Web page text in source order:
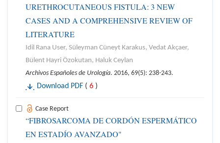
URETHROCUTANEOUS FISTULA: 3 NEW
CASES AND A COMPREHENSIVE REVIEW OF
LITERATURE
Idil Rana User, Süleyman Cüneyt Karakus, Vedat Akçaer,
Bülent Hayri Özokutan, Haluk Ceylan
Archivos Españoles de Urología. 2016, 69(5): 238-243.
Download PDF ( 6 )
Case Report
“FIBROSARCOMA DE CORDÓN ESPERMÁTICO
EN ESTADÍO AVANZADO"